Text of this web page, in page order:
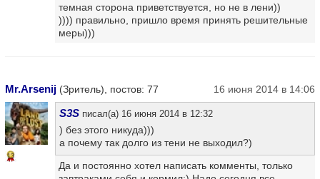
темная сторона приветствуется, но не в лени))
)))) правильно, пришло время принять решительные
меры)))
Mr.Arsenij (Зритель), постов: 77 16 июня 2014 в 14:06
13
S3S писал(а) 16 июня 2014 в 12:32
) без этого никуда)))
а почему так долго из тени не выходил?)
Да и постоянно хотел написать комменты, только